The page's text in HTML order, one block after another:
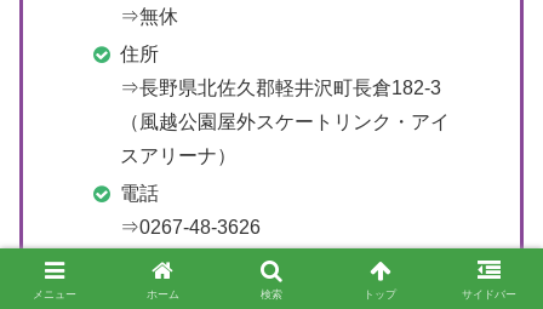
⇒無休
住所
⇒長野県北佐久郡軽井沢町長倉182-3
（風越公園屋外スケートリンク・アイ
スアリーナ）
電話
⇒0267-48-3626
（風越公園屋外スケートリンク・アイ
スアリーナ）
メニュー ホーム 検索 トップ サイドバー